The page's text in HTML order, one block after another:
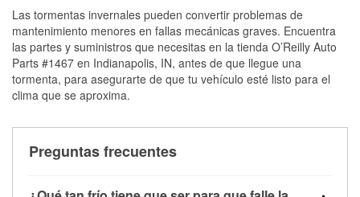
Las tormentas invernales pueden convertir problemas de
mantenimiento menores en fallas mecánicas graves. Encuentra
las partes y suministros que necesitas en la tienda O’Reilly Auto
Parts #1467 en Indianapolis, IN, antes de que llegue una
tormenta, para asegurarte de que tu vehículo esté listo para el
clima que se aproxima.
Preguntas frecuentes